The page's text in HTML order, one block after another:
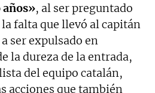
, al ser preguntado
falta que llevó al capitán
ser expulsado en
la dureza de la entrada,
del equipo catalán,
acciones que también